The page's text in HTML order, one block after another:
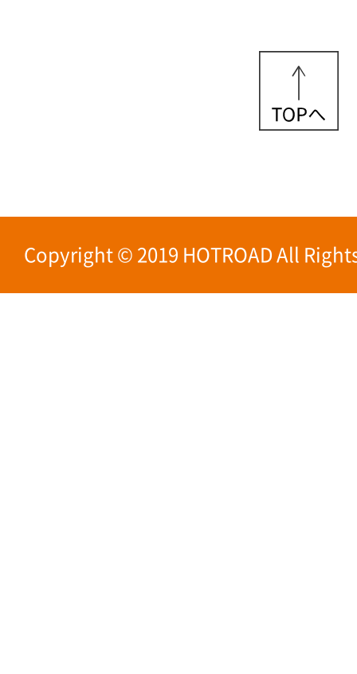
Copyright © 2019 HOTROAD All